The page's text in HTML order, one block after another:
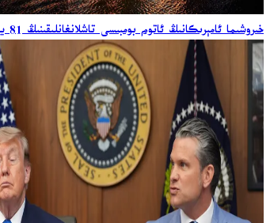
خىروشىما ئامېرىكانىڭ ئاتوم بومبىسى تاشلانغانلىقىنىڭ 81 يىللىقىنى خاتىرىلىدى